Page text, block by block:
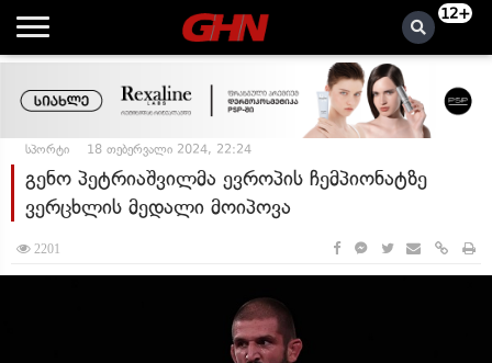
12+
სპორტი 18 თებერვალი 2024, 22:24
გენო პეტრიაშვილმა ევროპის ჩემპიონატზე
ვერცხლის მედალი მოიპოვა
2201